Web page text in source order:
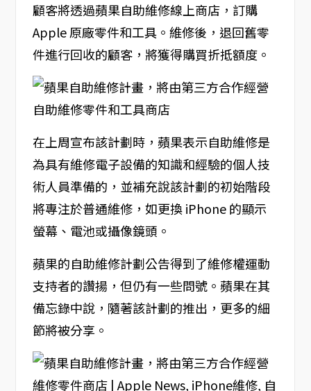
顧客將透過蘋果自助維修線上商店，訂購
Apple 原廠零件和工具。維修後，退回舊零
件進行回收的顧客，將獲得購買折抵額度。
在上周宣布該計劃時，蘋果表示自助維修是
為具有維修電子設備的知識和經驗的個人技
術人員準備的，並補充說該計劃的初始階段
將專注於普通維修，如更換 iPhone 的顯示
螢幕、電池或攝像鏡頭。
蘋果的自助維修計劃公告得到了維修權運動
支持者的讚揚，但仍有一些問號。蘋果在其
備忘錄中說，隨著該計劃的推出，更多的細
節將被分享。